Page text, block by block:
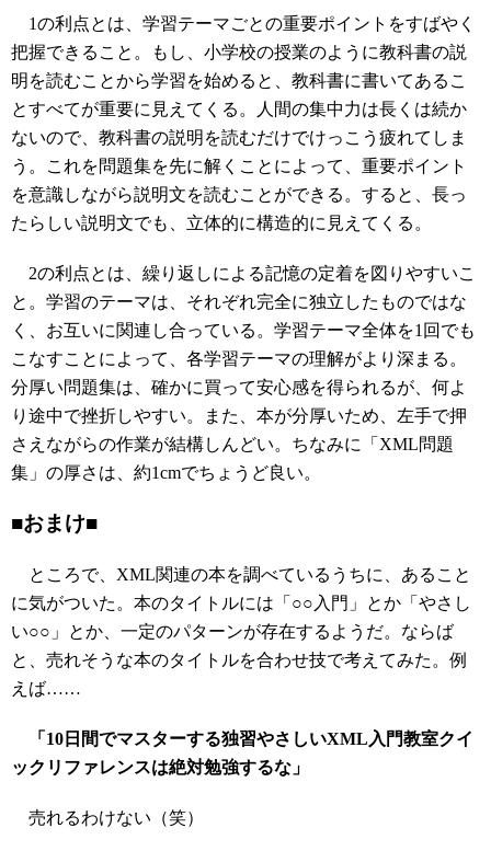
1の利点とは、学習テーマごとの重要ポイントをすばやく
把握できること。もし、小学校の授業のように教科書の説
明を読むことから学習を始めると、教科書に書いてあるこ
とすべてが重要に見えてくる。人間の集中力は長くは続か
ないので、教科書の説明を読むだけでけっこう疲れてしま
う。これを問題集を先に解くことによって、重要ポイント
を意識しながら説明文を読むことができる。すると、長っ
たらしい説明文でも、立体的に構造的に見えてくる。
2の利点とは、繰り返しによる記憶の定着を図りやすいこ
と。学習のテーマは、それぞれ完全に独立したものではな
く、お互いに関連し合っている。学習テーマ全体を1回でも
こなすことによって、各学習テーマの理解がより深まる。
分厚い問題集は、確かに買って安心感を得られるが、何よ
り途中で挫折しやすい。また、本が分厚いため、左手で押
さえながらの作業が結構しんどい。ちなみに「XML問題
集」の厚さは、約1cmでちょうど良い。
■おまけ■
ところで、XML関連の本を調べているうちに、あること
に気がついた。本のタイトルには「○○入門」とか「やさし
い○○」とか、一定のパターンが存在するようだ。ならば
と、売れそうな本のタイトルを合わせ技で考えてみた。例
えば……
「10日間でマスターする独習やさしいXML入門教室クイ
ックリファレンスは絶対勉強するな」
売れるわけない（笑）